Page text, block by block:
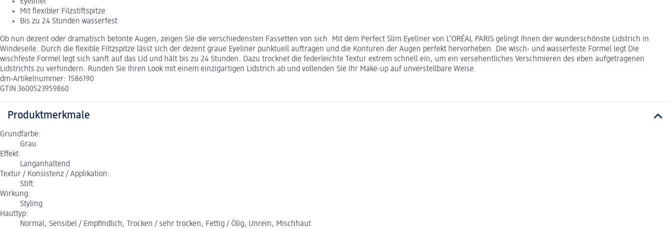
Eyeliner
Mit flexibler Filzstiftspitze
Bis zu 24 Stunden wasserfest
Ob nun dezent oder dramatisch betonte Augen, zeigen Sie die verschiedensten Fassetten von sich. Mit dem Perfect Slim Eyeliner von L‘ORÉAL PARIS gelingt Ihnen der wunderschönste Lidstrich in
Windeseile. Durch die flexible Filtzspitze lässt sich der dezent graue Eyeliner punktuell auftragen und die Konturen der Augen perfekt hervorheben. Die wisch- und wasserfeste Formel legt Die
wischfeste Formel legt sich sanft auf das Lid und hält bis zu 24 Stunden. Dazu trocknet die federleichte Textur extrem schnell ein, um ein versehentliches Verschmieren des eben aufgetragenen
Lidstrichts zu verhindern. Runden Sie Ihren Look mit einem einzigartigen Lidstrich ab und vollenden Sie Ihr Make-up auf unverstellbare Weise.
dm-Artikelnummer: 1586190
GTIN 3600523959860
Produktmerkmale
Grundfarbe:
Grau
Effekt:
Langanhaltend
Textur / Konsistenz / Applikation:
Stift
Wirkung:
Styling
Hauttyp:
Normal, Sensibel / Empfindlich, Trocken / sehr trocken, Fettig / Ölig, Unrein, Mischhaut